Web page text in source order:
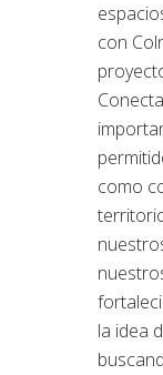
con
como
la idea